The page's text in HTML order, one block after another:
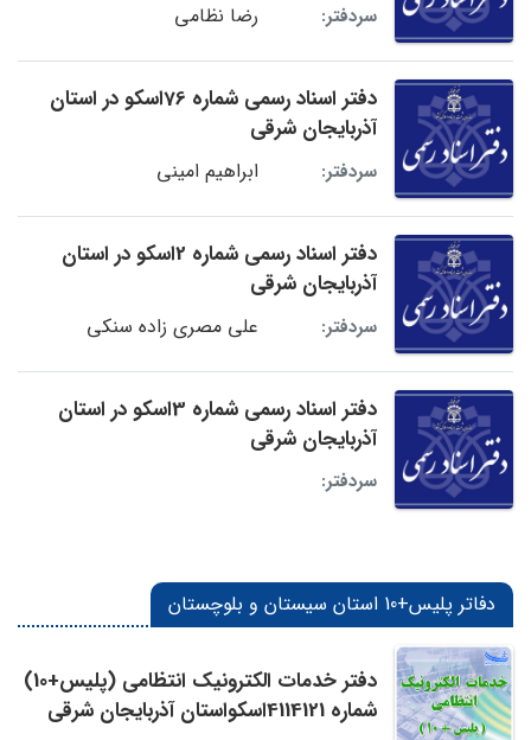
سردفتر: رضا نظامی
دفتر اسناد رسمی شماره 76اسکو در استان
آذربایجان شرقی
سردفتر: ابراهیم امینی
دفتر اسناد رسمی شماره 2اسکو در استان
آذربایجان شرقی
سردفتر: علی مصری زاده سنکی
دفتر اسناد رسمی شماره 3اسکو در استان
آذربایجان شرقی
سردفتر:
دفاتر پلیس+10 استان سیستان و بلوچستان
دفتر خدمات الکترونیک انتظامی (پلیس+10)
شماره 4114121اسکواستان آذربایجان شرقی